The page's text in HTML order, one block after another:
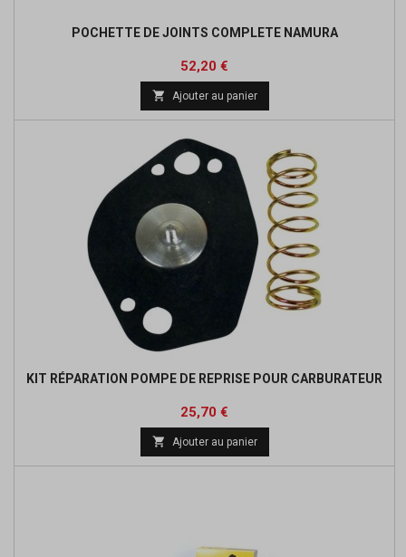
POCHETTE DE JOINTS COMPLETE NAMURA
Prix
52,20 €
 Ajouter au panier
KIT RÉPARATION POMPE DE REPRISE POUR CARBURATEUR
Prix
25,70 €
base
 Ajouter au panier